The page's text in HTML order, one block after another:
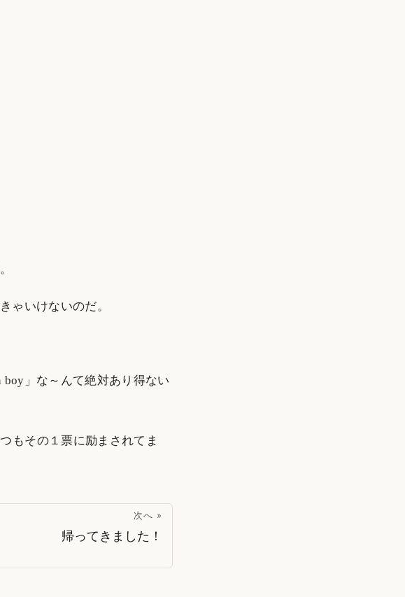
ゃいけないのだ。
boy」な～んて絶対あり得ない
もその１票に励まされてま
次へ »
帰ってきました！